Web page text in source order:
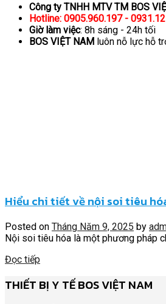
Công ty TNHH MTV TM BOS
Hotline: 0905.960.197 -
Giờ làm việc: 8h sáng - 24h tối
BOS VIỆT NAM luôn nỗ lực hỗ
Hiểu chi tiết về nội soi tiêu
Posted on Tháng Năm 9, 2025 by
Nội soi tiêu hóa là một phương pháp
Đọc tiếp
THIẾT BỊ Y TẾ BOS VIỆT NAM